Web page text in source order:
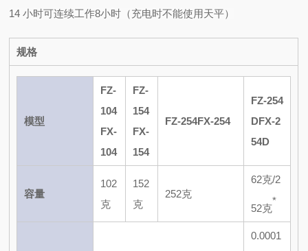
14 小时可连续工作8小时（充电时不能使用天平）
规格
模型
FZ-
104
FX-
104
FZ-
154
FX-
154
FZ-254FX-254
FZ-254
DFX-2
54D
容量
102
克
152
克
252克
62克/2
52克
*
0.0001